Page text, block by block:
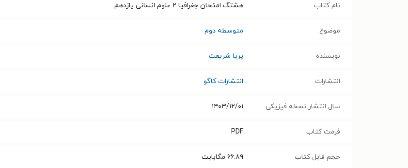
نام کتاب هشتگ امتحان جغرافیا ۲ علوم انسانی یازدهم
موضوع متوسطه دوم
نویسنده پریا شریعت
انتشارات انتشارات کاگو
سال انتشار نسخه فیزیکی ۱۴۰۳/۱۲/۰۱
فرمت کتاب PDF
حجم فایل کتاب ۶۶.۸۹ مگابایت